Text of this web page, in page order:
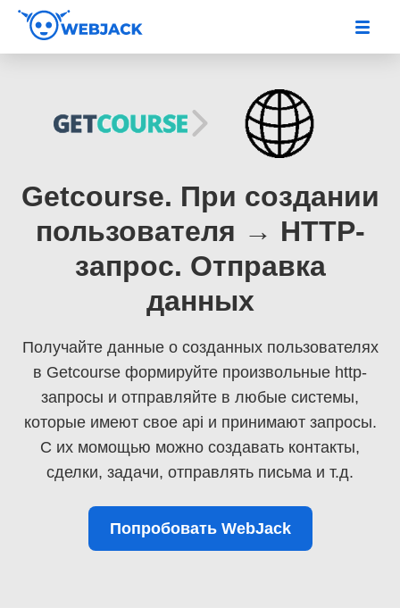
Getcourse. При создании
пользователя → HTTP-
запрос. Отправка
данных
Получайте данные о созданных пользователях
в Getcourse формируйте произвольные http-
запросы и отправляйте в любые системы,
которые имеют свое api и принимают запросы.
С их момощью можно создавать контакты,
сделки, задачи, отправлять письма и т.д.
Попробовать WebJack